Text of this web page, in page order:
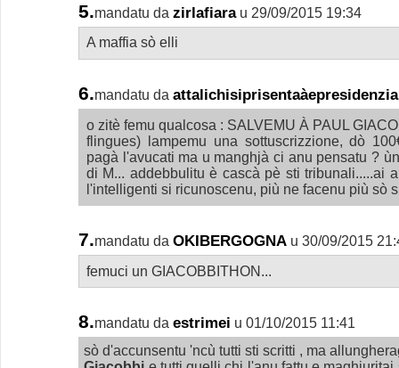
5.mandatu da zirlafiara u 29/09/2015 19:34
A maffia sò elli
6.mandatu da
o zitè femu qualcosa : SALVEMU À PAUL
flingues) lampemu una sottuscrizzione, dò
pagà l'avucati ma u manghjà ci anu pensatu ?
di M... addebbulitu è cascà pè sti tribunali.....ai
l'intelligenti si ricunoscenu, più ne facenu più sò
7.mandatu da OKIBERGOGNA u 30/09/2015
femuci un GIACOBBITHON...
8.mandatu da estrimei u 01/10/2015 11:41
sò d'accunsentu 'ncù tutti sti scritti , ma